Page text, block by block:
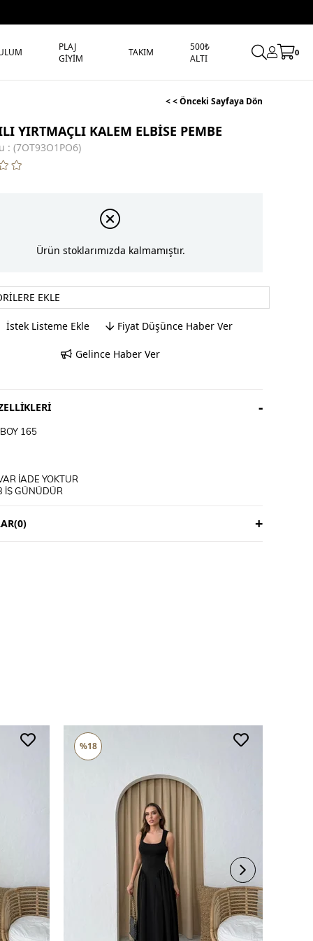
PLAJ
GİYİM
TAKIM
500₺
ALTI
0
< < Önceki Sayfaya Dön
YIRTMAÇLI KALEM ELBİSE PEMBE
(7OT93O1PO6)
Ürün stoklarımızda kalmamıştır.
EKLE
İstek Listeme Ekle Fiyat Düşünce Haber Ver
Gelince Haber Ver
165
İADE YOKTUR
İŞ GÜNÜDÜR
TALİMATI
(0)
%18